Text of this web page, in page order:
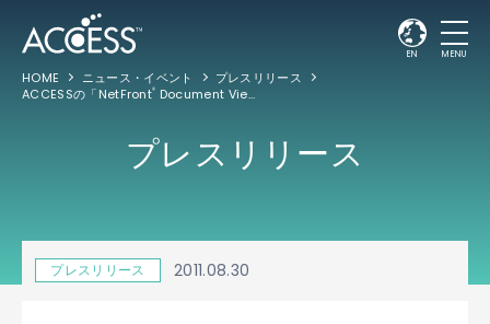
EN MENU
HOME ニュース・イベント
プレスリリース
ACCESSの「NetFront® Document Viewer」が、シャープの中国市場向けスマートフォン「SH8188U」に採用
プレスリリース
プレスリリース 2011.08.30